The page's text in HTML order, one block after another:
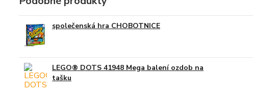
společenská hra CHOBOTNICE
LEGO® DOTS 41948 Mega balení ozdob na
tašku